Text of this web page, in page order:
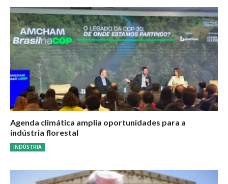
Agenda climática amplia oportunidades para a
indústria florestal
INDÚSTRIA